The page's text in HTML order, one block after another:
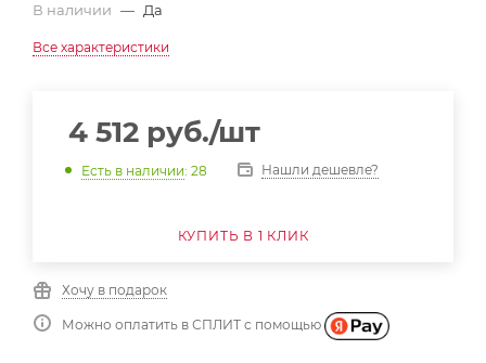
В наличии — Да
Все характеристики
4 512 руб./шт
Есть в наличии: 28 Нашли дешевле?
КУПИТЬ В 1 КЛИК
Хочу в подарок
Можно оплатить в СПЛИТ с помощью